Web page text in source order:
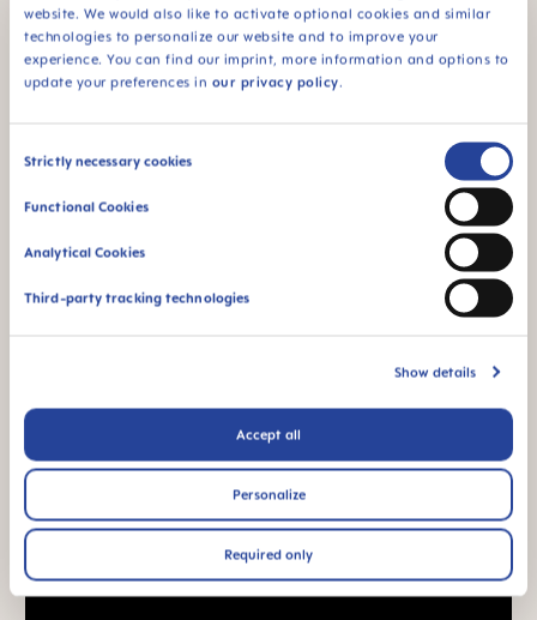
website. We would also like to activate optional cookies and similar
technologies to personalize our website and to improve your
experience. You can find our imprint, more information and options to
update your preferences in our privacy policy.
Consent
Strictly necessary cookies
Functional Cookies
Analytical Cookies
Third-party tracking technologies
Show details
Accept all
Personalize
Required only
För bebisar från 2 till
6 månader
STERILIZING &
CARRY BOX
Produkten levereras i
du snabbt och enkelt
kan sterilisera
nappen i mikron
Produktvideor